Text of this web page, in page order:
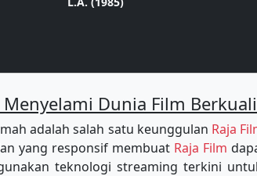
Dunia Film
adalah salah satu keunggulan Raja
yang responsif membuat Raja Film
teknologi streaming terkini